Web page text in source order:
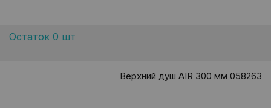
Остаток 0 шт
Верхний душ AIR 300 мм 058263